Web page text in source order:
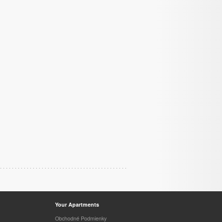
Your Apartments
Obchodné Podmienky